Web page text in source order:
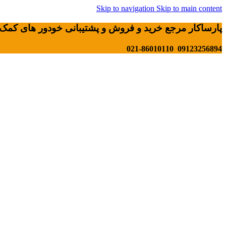
Skip to navigation Skip to main content
پارساکار مرجع خرید و فروش و پشتیبانی خودور های کمک
09123256894 021-86010110